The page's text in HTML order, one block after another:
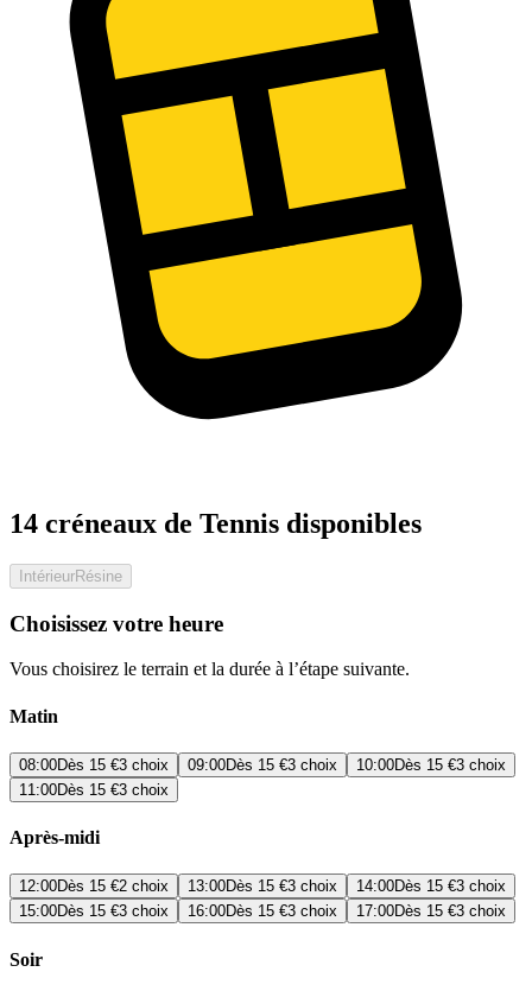
14 créneaux de Tennis disponibles
IntérieurRésine
Choisissez votre heure
Vous choisirez le terrain et la durée à l’étape suivante.
Matin
08:00Dès 15 €3 choix 09:00Dès 15 €3 choix 10:00Dès 15 €3 choix
11:00Dès 15 €3 choix
Après-midi
12:00Dès 15 €2 choix 13:00Dès 15 €3 choix 14:00Dès 15 €3 choix
15:00Dès 15 €3 choix 16:00Dès 15 €3 choix 17:00Dès 15 €3 choix
Soir